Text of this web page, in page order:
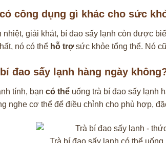
công dụng gì khác cho sức
nhiệt, giải khát, bí đao sấy lạnh còn được
nó có thể hỗ trợsức khỏe tổng thể. Nó
đao sấy lạnh hàng ngày
tính, bạn có thể uống trà bí đao sấy lạnh
nghe cơ thể để điều chỉnh cho phù hợp,
Trà bí đao sấy lạnh có thể